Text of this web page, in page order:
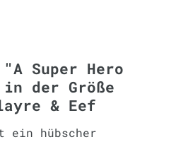
Super Hero
der Größe
& Eef
ein hübscher